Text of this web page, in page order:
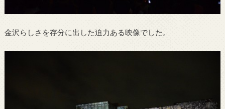
金沢らしさを存分に出した迫力ある映像でした。